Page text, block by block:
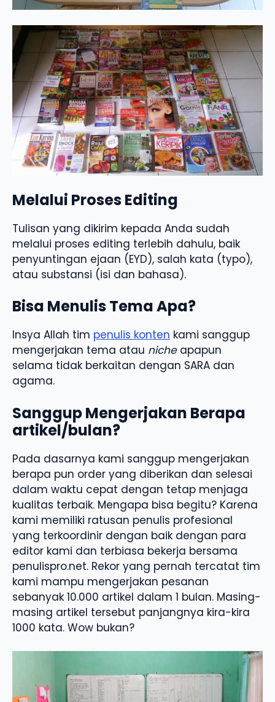
Melalui Proses Editing
Tulisan yang dikirim kepada Anda sudah
melalui proses editing terlebih dahulu, baik
penyuntingan ejaan (EYD), salah kata (typo),
atau substansi (isi dan bahasa).
Bisa Menulis Tema Apa?
Insya Allah tim penulis konten kami sanggup
mengerjakan tema atau nicheapapun
selama tidak berkaitan dengan SARA dan
agama.
Sanggup Mengerjakan Berapa
artikel/bulan?
Pada dasarnya kami sanggup mengerjakan
berapa pun order yang diberikan dan selesai
dalam waktu cepat dengan tetap menjaga
kualitas terbaik. Mengapa bisa begitu? Karena
kami memiliki ratusan penulis profesional
yang terkoordinir dengan baik dengan para
editor kami dan terbiasa bekerja bersama
penulispro.net. Rekor yang pernah tercatat tim
kami mampu mengerjakan pesanan
sebanyak 10.000 artikel dalam 1 bulan. Masing-
masing artikel tersebut panjangnya kira-kira
1000 kata. Wow bukan?